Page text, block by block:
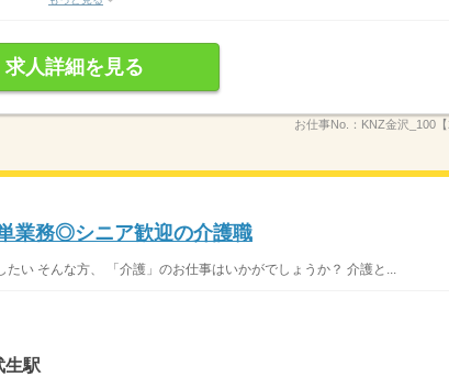
求人詳細を見る
お仕事No.： KNZ金沢_100【
業務◎シニア歓迎の介護職
い そんな方、 「介護」のお仕事はいかがでしょうか？ 介護と...
生駅